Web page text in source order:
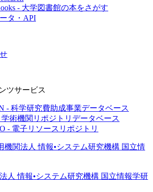
- 大学図書館の本をさがす
タ・API
ツサービス
- 科学研究費助成事業データベース
術機関リポジトリデータベース
- 電子リソースリポジトリ
人 情報•システム研究機構 国立情報学研